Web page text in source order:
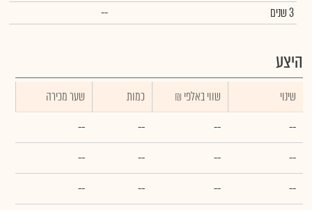
3 שנים
--
היצע
שינוי ₪ שווי באלפי כמות
שער מכירה
--
--
--
--
--
--
--
--
--
--
--
--